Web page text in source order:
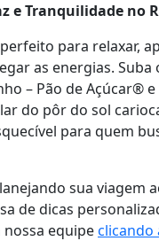
e Tranquilidade no
para relaxar,
as energias.
– Pão de Açúcar®️
do pôr do sol
para quem
sua viagem
de dicas
equipeclicando